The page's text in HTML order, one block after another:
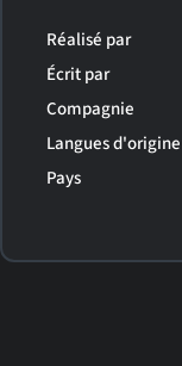
Réalisé par
Écrit par
Compagnie
Langues d'origine
Pays